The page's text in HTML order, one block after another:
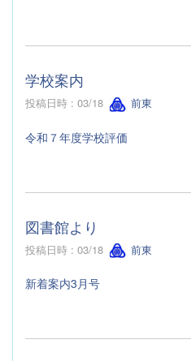
学校案内
投稿日時 : 03/18 前東
令和７年度学校評価
図書館より
投稿日時 : 03/18 前東
新着案内3月号